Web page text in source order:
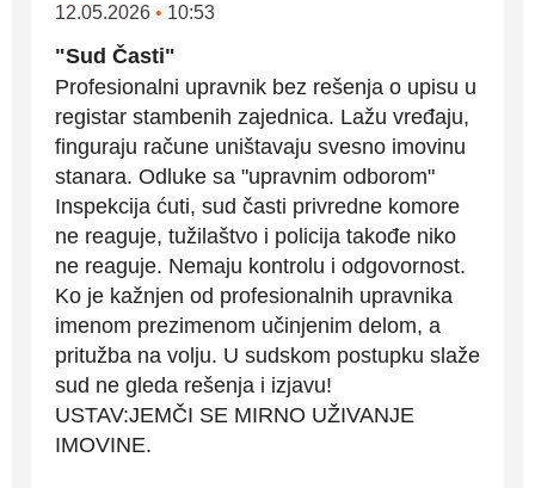
12.05.2026 • 10:53
"Sud Časti"
Profesionalni upravnik bez rešenja o upisu u
registar stambenih zajednica. Lažu vređaju,
finguraju račune uništavaju svesno imovinu
stanara. Odluke sa "upravnim odborom"
Inspekcija ćuti, sud časti privredne komore
ne reaguje, tužilaštvo i policija takođe niko
ne reaguje. Nemaju kontrolu i odgovornost.
Ko je kažnjen od profesionalnih upravnika
imenom prezimenom učinjenim delom, a
pritužba na volju. U sudskom postupku slaže
sud ne gleda rešenja i izjavu!
USTAV:JEMČI SE MIRNO UŽIVANJE
IMOVINE.